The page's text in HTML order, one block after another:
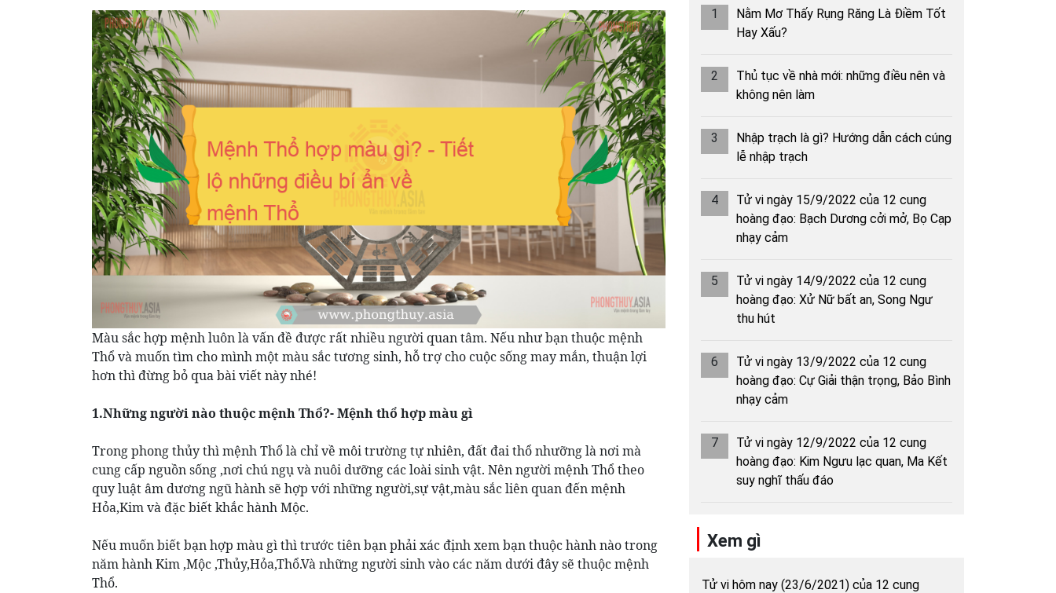
Màu sắc hợp mệnh luôn là vấn đề được rất nhiều người quan tâm. Nếu như bạn thuộc mệnh
Thổ và muốn tìm cho mình một màu sắc tương sinh, hỗ trợ cho cuộc sống may mắn, thuận lợi
hơn thì đừng bỏ qua bài viết này nhé!
1.Những người nào thuộc mệnh Thổ?- Mệnh thổ hợp màu gì
Trong phong thủy thì mệnh Thổ là chỉ về môi trường tự nhiên, đất đai thổ nhưỡng là nơi mà
cung cấp nguồn sống ,nơi chú ngụ và nuôi dưỡng các loài sinh vật. Nên người mệnh Thổ theo
quy luật âm dương ngũ hành sẽ hợp với những người,sự vật,màu sắc liên quan đến mệnh
Hỏa,Kim và đặc biết khắc hành Mộc.
Nếu muốn biết bạn hợp màu gì thì trước tiên bạn phải xác định xem bạn thuộc hành nào trong
năm hành Kim ,Mộc ,Thủy,Hỏa,Thổ.Và những người sinh vào các năm dưới đây sẽ thuộc mệnh
Thổ.
1
Nằm Mơ Thấy Rụng Răng Là Điềm Tốt
Hay Xấu?
2
Thủ tục về nhà mới: những điều nên và
không nên làm
3
Nhập trạch là gì? Hướng dẫn cách cúng
lễ nhập trạch
4
Tử vi ngày 15/9/2022 của 12 cung
hoàng đạo: Bạch Dương cởi mở, Bọ Cạp
nhạy cảm
5
Tử vi ngày 14/9/2022 của 12 cung
hoàng đạo: Xử Nữ bất an, Song Ngư
thu hút
6
Tử vi ngày 13/9/2022 của 12 cung
hoàng đạo: Cự Giải thận trọng, Bảo Bình
nhạy cảm
7
Tử vi ngày 12/9/2022 của 12 cung
hoàng đạo: Kim Ngưu lạc quan, Ma Kết
suy nghĩ thấu đáo
Xem gì
Tử vi hôm nay (23/6/2021) của 12 cung